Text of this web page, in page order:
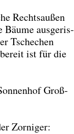
Rechts­au­ßen
Bäu­me aus­ge­ris­
Tsche­chen
ist für die
Groß­
Zor­ni­ger: